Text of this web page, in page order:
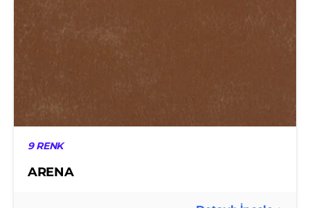
9 RENK
ARENA